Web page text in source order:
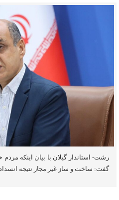
رشت- استاندار گیلان با بیان اینکه
گفت: ساخت‌ و ساز غیر مجاز نتیجه